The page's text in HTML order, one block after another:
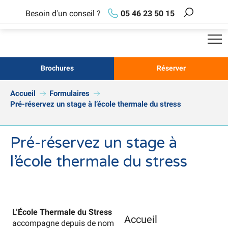
Besoin d'un conseil ? 05 46 23 50 15
Recherche
Accueil
Brochures Réserver
Accueil
Formulaires
Pré-réservez un stage à l’école thermale du stress
Pré-réservez un stage à
l’école thermale du stress
L’École Thermale du Stress des Thermes de Saujon
accompagne depuis de nombreuses années les